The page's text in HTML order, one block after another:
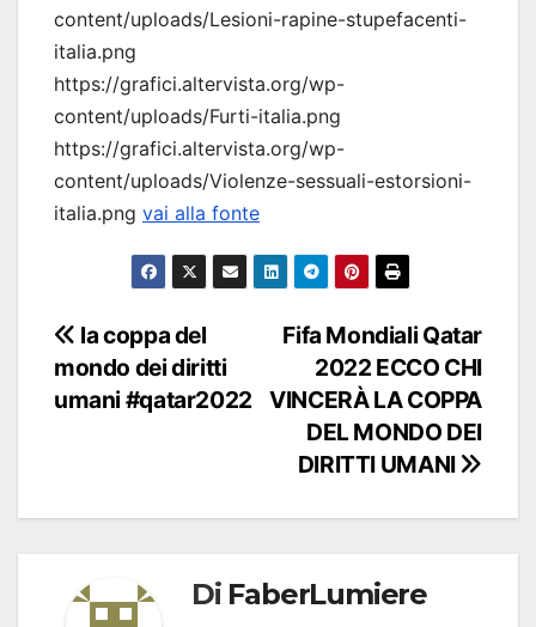
content/uploads/Lesioni-rapine-stupefacenti-
italia.png
https://grafici.altervista.org/wp-
content/uploads/Furti-italia.png
https://grafici.altervista.org/wp-
content/uploads/Violenze-sessuali-estorsioni-
italia.png vai alla fonte
Navigazione
articoli
Fifa Mondiali Qatar
2022 ECCO CHI
VINCERÀ LA COPPA
DEL MONDO DEI
DIRITTI UMANI
la coppa del
mondo dei diritti
umani #qatar2022
Di FaberLumiere